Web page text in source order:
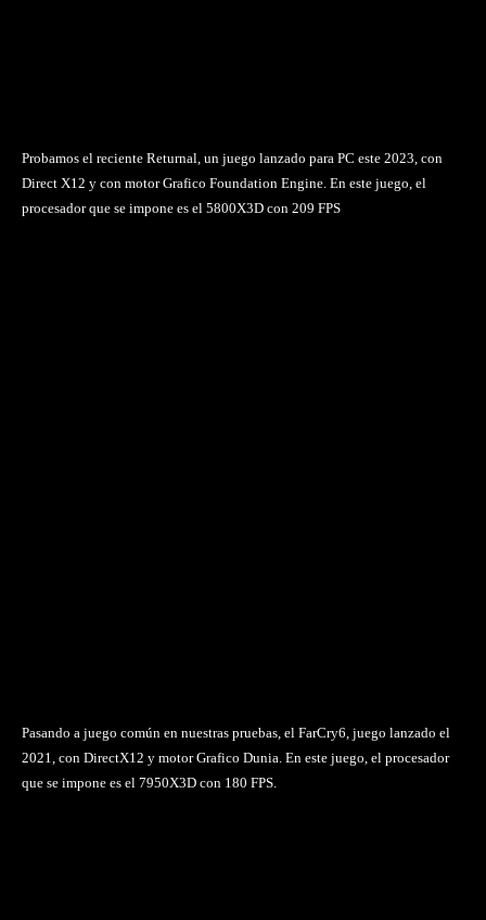
Probamos el reciente Returnal, un juego lanzado para PC este 2023, con
Direct X12 y con motor Grafico Foundation Engine. En este juego, el
procesador que se impone es el 5800X3D con 209 FPS
Pasando a juego común en nuestras pruebas, el FarCry6, juego lanzado el
2021, con DirectX12 y motor Grafico Dunia. En este juego, el procesador
que se impone es el 7950X3D con 180 FPS.